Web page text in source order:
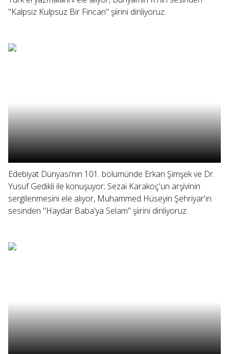
"Kalpsiz Kulpsuz Bir Fincan" şiirini dinliyoruz.
Edebiyat Dünyası'nın 101. bölümünde Erkan Şimşek ve Dr.
Yusuf Gedikli ile konuşuyor; Sezai Karakoç'un arşivinin
sergilenmesini ele alıyor, Muhammed Hüseyin Şehriyar'ın
sesinden "Haydar Baba'ya Selam" şiirini dinliyoruz.